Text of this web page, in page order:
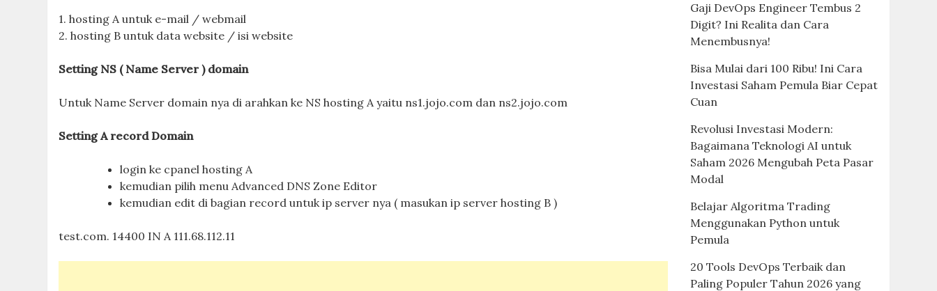
1. hosting A untuk e-mail / webmail
2. hosting B untuk data website / isi website
Setting NS ( Name Server ) domain
Untuk Name Server domain nya di arahkan ke NS hosting A yaitu ns1.jojo.com dan ns2.jojo.com
Setting A record Domain
login ke cpanel hosting A
kemudian pilih menu Advanced DNS Zone Editor
kemudian edit di bagian record untuk ip server nya ( masukan ip server hosting B )
test.com. 14400 IN A 111.68.112.11
Gaji DevOps Engineer Tembus 2
Digit? Ini Realita dan Cara
Menembusnya!
Bisa Mulai dari 100 Ribu! Ini Cara
Investasi Saham Pemula Biar Cepat
Cuan
Revolusi Investasi Modern:
Bagaimana Teknologi AI untuk
Saham 2026 Mengubah Peta Pasar
Modal
Belajar Algoritma Trading
Menggunakan Python untuk
Pemula
20 Tools DevOps Terbaik dan
Paling Populer Tahun 2026 yang